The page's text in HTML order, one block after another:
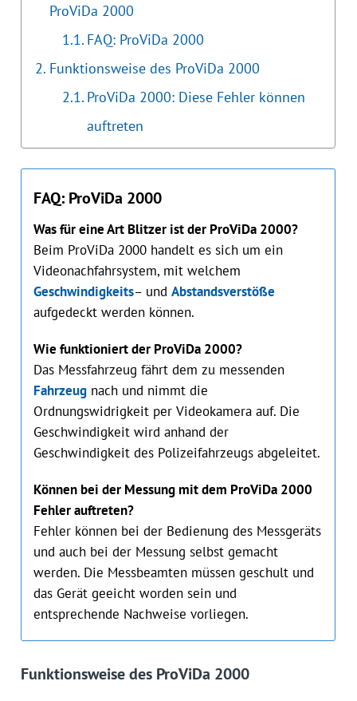
ProViDa 2000
FAQ: ProViDa 2000
Funktionsweise des ProViDa 2000
ProViDa 2000: Diese Fehler können
auftreten
FAQ: ProViDa 2000
Was für eine Art Blitzer ist der ProViDa 2000?
Beim ProViDa 2000 handelt es sich um ein
Videonachfahrsystem, mit welchem
Geschwindigkeits– und Abstandsverstöße
aufgedeckt werden können.
Wie funktioniert der ProViDa 2000?
Das Messfahrzeug fährt dem zu messenden
Fahrzeugnach und nimmt die
Ordnungswidrigkeit per Videokamera auf. Die
Geschwindigkeit wird anhand der
Geschwindigkeit des Polizeifahrzeugs abgeleitet.
Können bei der Messung mit dem ProViDa 2000
Fehler auftreten?
Fehler können bei der Bedienung des Messgeräts
und auch bei der Messung selbst gemacht
werden. Die Messbeamten müssen geschult und
das Gerät geeicht worden sein und
entsprechende Nachweise vorliegen.
Funktionsweise des ProViDa 2000